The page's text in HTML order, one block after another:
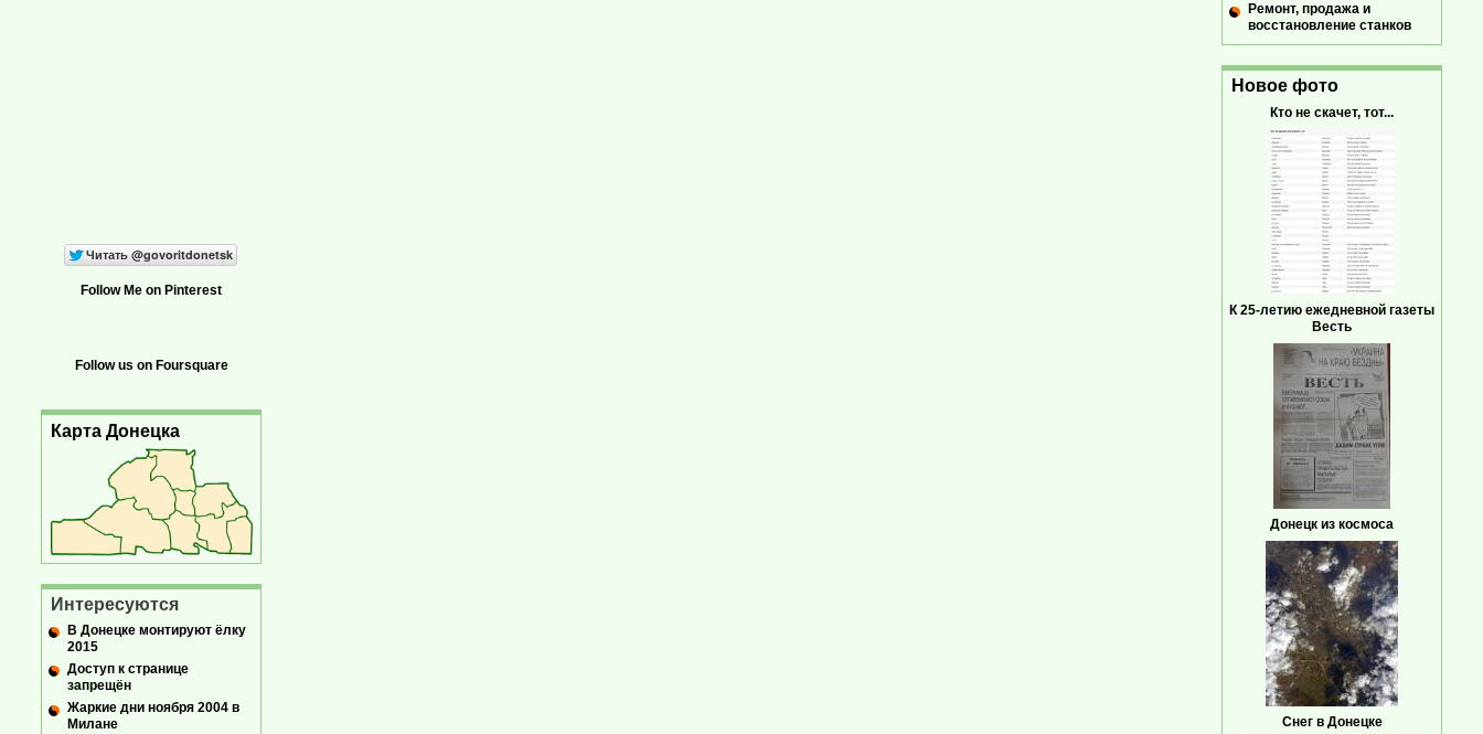
Follow Me on Pinterest
Follow us on Foursquare
Карта Донецка
Интересуются
В Донецке монтируют ёлку
2015
Доступ к странице
запрещён
Жаркие дни ноября 2004 в
Милане
Ремонт, продажа и
восстановление станков
Новое фото
Кто не скачет, тот...
К 25-летию ежедневной газеты
Весть
Донецк из космоса
Снег в Донецке